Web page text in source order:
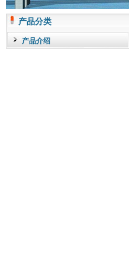
产品分类
产品介绍